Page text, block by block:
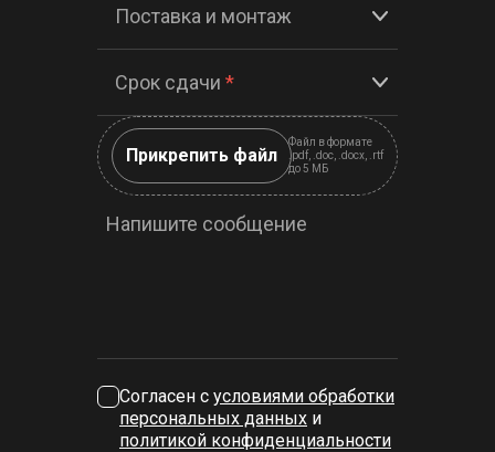
Поставка и монтаж
Срок сдачи *
Прикрепить файл
Файл в формате
.pdf, .doc, .docx, .rtf
до 5 МБ
Напишите сообщение
Согласен с условиями обработки
персональных данных и
политикой конфиденциальности